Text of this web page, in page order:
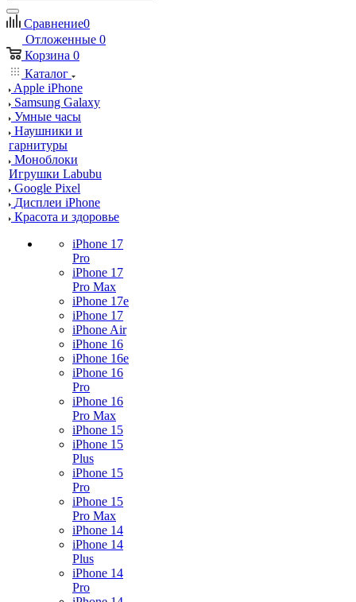
Сравнение0
Отложенные 0
Корзина 0
Каталог
Apple iPhone
Samsung Galaxy
Умные часы
Наушники и
гарнитуры
Моноблоки
Игрушки Labubu
Google Pixel
Дисплеи iPhone
Красота и здоровье
iPhone 17
Pro
iPhone 17
Pro Max
iPhone 17e
iPhone 17
iPhone Air
iPhone 16
iPhone 16e
iPhone 16
Pro
iPhone 16
Pro Max
iPhone 15
iPhone 15
Plus
iPhone 15
Pro
iPhone 15
Pro Max
iPhone 14
iPhone 14
Plus
iPhone 14
Pro